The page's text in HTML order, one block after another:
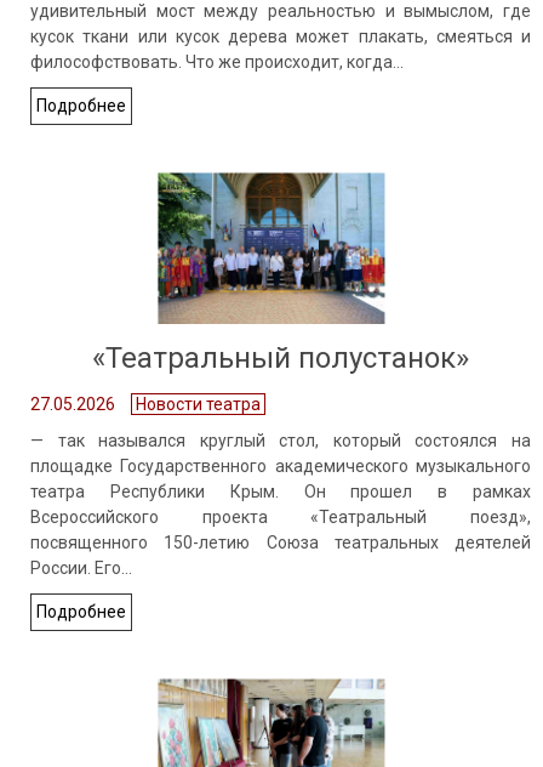
удивительный мост между реальностью и вымыслом, где
кусок ткани или кусок дерева может плакать, смеяться и
философствовать. Что же происходит, когда…
Подробнее
«Театральный полустанок»
27.05.2026
Новости театра
— так назывался круглый стол, который состоялся на
площадке Государственного академического музыкального
театра Республики Крым. Он прошел в рамках
Всероссийского проекта «Театральный поезд»,
посвященного 150-летию Союза театральных деятелей
России. Его…
Подробнее